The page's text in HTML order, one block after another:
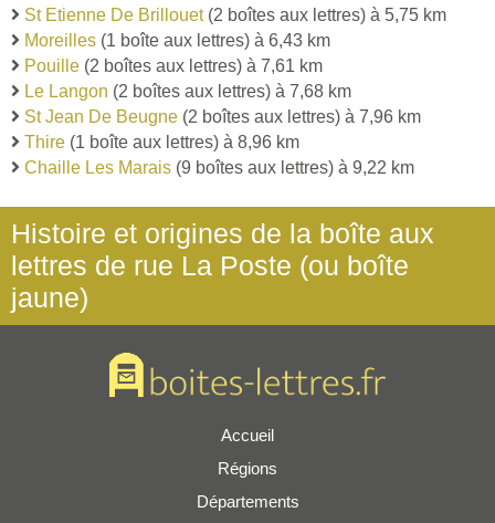
St Etienne De Brillouet(2 boîtes aux lettres) à 5,75 km
Moreilles (1 boîte aux lettres) à 6,43 km
Pouille (2 boîtes aux lettres) à 7,61 km
Le Langon (2 boîtes aux lettres) à 7,68 km
St Jean De Beugne (2 boîtes aux lettres) à 7,96 km
Thire (1 boîte aux lettres) à 8,96 km
Chaille Les Marais (9 boîtes aux lettres) à 9,22 km
Histoire et origines de la boîte aux
lettres de rue La Poste (ou boîte
jaune)
Accueil
Régions
Départements